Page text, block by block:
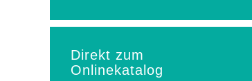
Direkt zum
Onlinekatalog